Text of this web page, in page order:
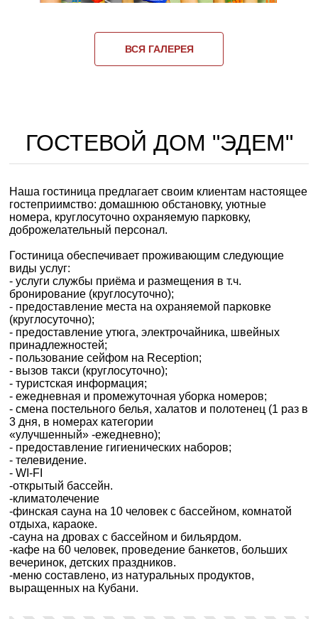
ВСЯ ГАЛЕРЕЯ
ГОСТЕВОЙ ДОМ "ЭДЕМ"
Наша гостиница предлагает своим клиентам настоящее
гостеприимство: домашнюю обстановку, уютные
номера, круглосуточно охраняемую парковку,
доброжелательный персонал.
Гостиница обеспечивает проживающим следующие
виды услуг:
- услуги службы приёма и размещения в т.ч.
бронирование (круглосуточно);
- предоставление места на охраняемой парковке
(круглосуточно);
- предоставление утюга, электрочайника, швейных
принадлежностей;
- пользование сейфом на Reception;
- вызов такси (круглосуточно);
- туристская информация;
- ежедневная и промежуточная уборка номеров;
- смена постельного белья, халатов и полотенец (1 раз в
3 дня, в номерах категории
«улучшенный» -ежедневно);
- предоставление гигиенических наборов;
- телевидение.
- WI-FI
-открытый бассейн.
-климатолечение
-финская сауна на 10 человек с бассейном, комнатой
отдыха, караоке.
-сауна на дровах с бассейном и бильярдом.
-кафе на 60 человек, проведение банкетов, больших
вечеринок, детских праздников.
-меню составлено, из натуральных продуктов,
выращенных на Кубани.